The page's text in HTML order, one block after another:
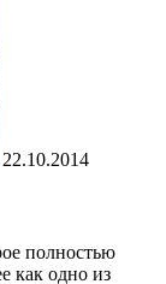
22.10.2014
полностью
как одно из